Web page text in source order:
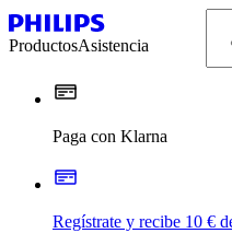
ProductosAsistencia
Paga con Klarna
Regístrate y recibe 10 €